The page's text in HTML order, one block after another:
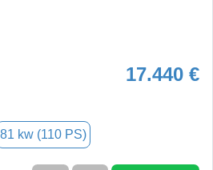
17.440 €
81 kw (110 PS)